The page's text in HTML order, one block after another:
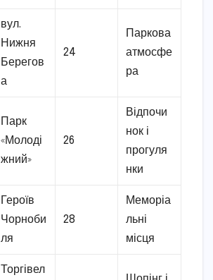
вул.
Нижня
Берегов
а
24
Паркова
атмосфе
ра
Парк
«Молоді
жний»
26
Відпочи
нок і
прогуля
нки
Героїв
Чорноби
ля
28
Меморіа
льні
місця
Торгівел